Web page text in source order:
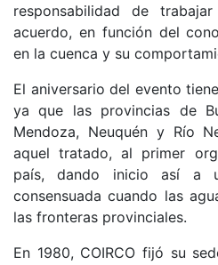
responsabilidad de
acuerdo, en función del
en la cuenca y su
El aniversario del evento
ya que las provincias de
Mendoza, Neuquén y Río
aquel tratado, al primer
país, dando inicio así a
consensuada cuando las
las fronteras provinciales.
En 1980, COIRCO fijó su